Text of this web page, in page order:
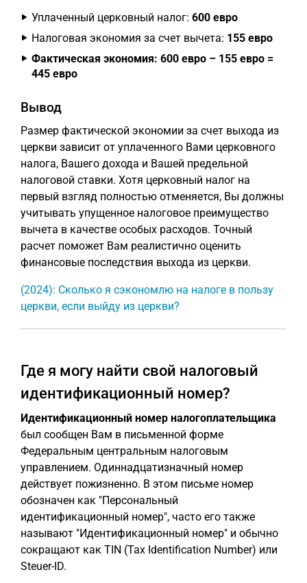
Уплаченный церковный налог: 600 евро
Налоговая экономия за счет вычета: 155 евро
Фактическая экономия: 600 евро – 155 евро =
445 евро
Вывод
Размер фактической экономии за счет выхода из
церкви зависит от уплаченного Вами церковного
налога, Вашего дохода и Вашей предельной
налоговой ставки. Хотя церковный налог на
первый взгляд полностью отменяется, Вы должны
учитывать упущенное налоговое преимущество
вычета в качестве особых расходов. Точный
расчет поможет Вам реалистично оценить
финансовые последствия выхода из церкви.
(2024): Сколько я сэкономлю на налоге в пользу
церкви, если выйду из церкви?
Где я могу найти свой налоговый
идентификационный номер?
Идентификационный номер налогоплательщика
был сообщен Вам в письменной форме
Федеральным центральным налоговым
управлением. Одиннадцатизначный номер
действует пожизненно. В этом письме номер
обозначен как "Персональный
идентификационный номер", часто его также
называют "Идентификационный номер" и обычно
сокращают как TIN (Tax Identification Number) или
Steuer-ID.